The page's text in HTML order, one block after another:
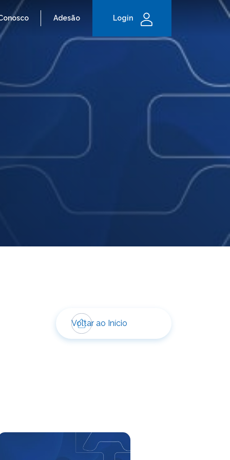
Adesão Login
Voltar ao Início